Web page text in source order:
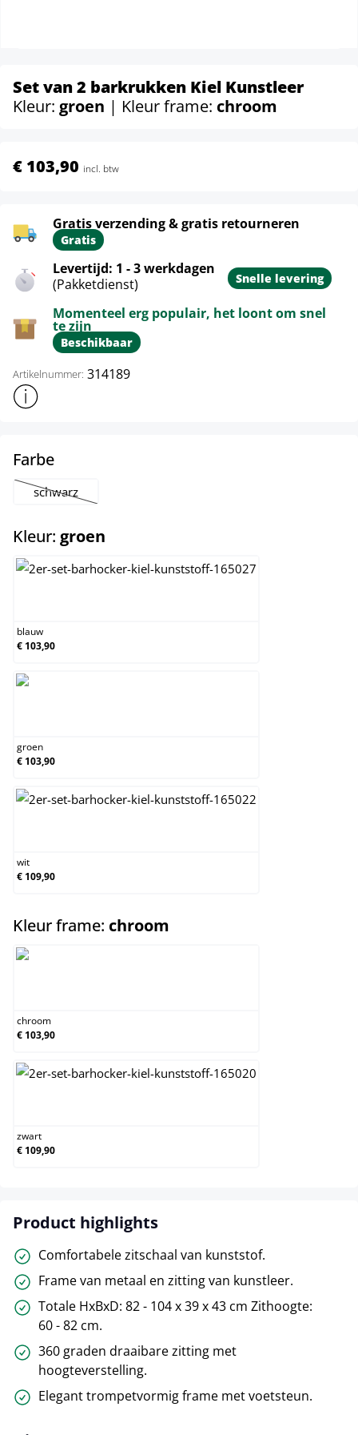
Set van 2 barkrukken Kiel Kunstleer
Kleur: groen | Kleur frame: chroom
€ 103,90 incl. btw
Gratis verzending & gratis retourneren
Gratis
Levertijd: 1 - 3 werkdagen
(Pakketdienst)
Snelle levering
Momenteel erg populair, het loont om snel
te zijn
Beschikbaar
Artikelnummer: 314189
Toon meer productinformatie
Farbeselect
schwarz
(Deze optie is momenteel niet beschikbaar.)
Kleur: groen
blauw
€ 103,90
groen
€ 103,90
wit
€ 109,90
Kleur frame: chroom
chroom
€ 103,90
zwart
€ 109,90
Product highlights
Comfortabele zitschaal van kunststof.
Frame van metaal en zitting van kunstleer.
Totale HxBxD: 82 - 104 x 39 x 43 cm Zithoogte:
60 - 82 cm.
360 graden draaibare zitting met
hoogteverstelling.
Elegant trompetvormig frame met voetsteun.